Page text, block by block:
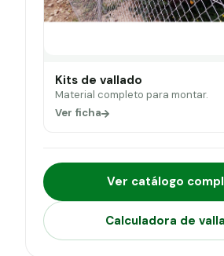
Kits de vallado
Material completo para montar.
Ver ficha
Ver catálogo
Calculadora de